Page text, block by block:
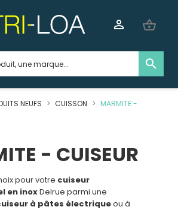
search
shopping_basket

NEUFS CUISSON
MARMITE -
- CUISEUR
pour votre cuiseur
en inoxDelrue parmi une
à pâtes électriqueou à